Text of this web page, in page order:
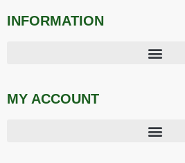
INFORMATION
MY ACCOUNT